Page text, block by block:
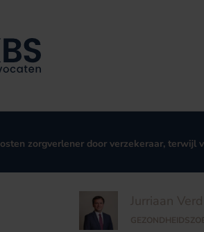
zorgverlener door verzekeraar, terwijl
Jurriaan